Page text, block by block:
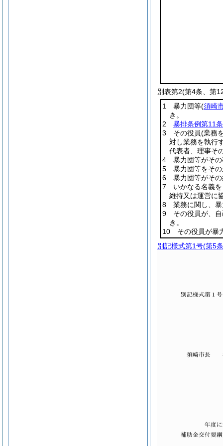
別表第2(第4条、第
1 暴力団等(須崎
き。
2 暴排条例第11条
3 その役員(業務
対し業務を執行
代表者、理事そ
4 暴力団等がその
5 暴力団等をその
6 暴力団等がその
7 いかなる名義を
維持又は運営に
8 業務に関し、暴
9 その役員が、自
き。
10 その役員が暴
別記様式第1号(第5